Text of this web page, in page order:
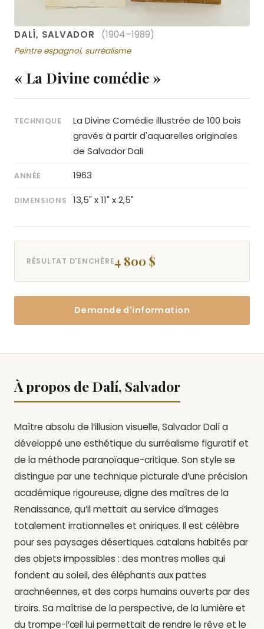
DALÍ, SALVADOR (1904–1989)
Peintre espagnol, surréalisme
« La Divine comédie »
TECHNIQUE
La Divine Comédie illustrée de 100 bois
gravés à partir d'aquarelles originales
de Salvador Dali
ANNÉE 1963
DIMENSIONS 13,5" x 11" x 2,5"
RÉSULTAT D'ENCHÈRE4 800 $
Demande d'information
À propos de Dalí, Salvador
Maître absolu de l’illusion visuelle, Salvador Dalí a
développé une esthétique du surréalisme figuratif et
de la méthode paranoïaque-critique. Son style se
distingue par une technique picturale d’une précision
académique rigoureuse, digne des maîtres de la
Renaissance, qu’il mettait au service d’images
totalement irrationnelles et oniriques. Il est célèbre
pour ses paysages désertiques catalans habités par
des objets impossibles : des montres molles qui
fondent au soleil, des éléphants aux pattes
arachnéennes, et des corps humains ouverts par des
tiroirs. Sa maîtrise de la perspective, de la lumière et
du trompe-l’œil lui permettait de rendre le rêve et le